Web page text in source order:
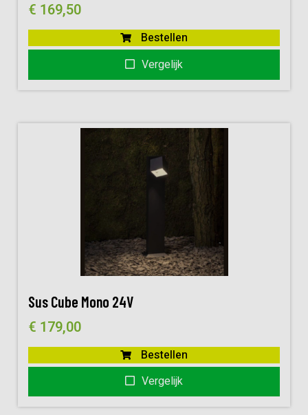
€ 169,50
Bestellen
Vergelijk
Sus Cube Mono 24V
€ 179,00
Bestellen
Vergelijk